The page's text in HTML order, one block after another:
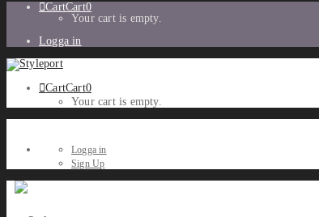
CartCart0
Your cart is empty.
Logga in
CartCart0
Your cart is empty.
Logga in
Sign Up